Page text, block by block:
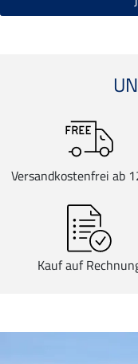
Versandkostenfrei ab
Kauf auf